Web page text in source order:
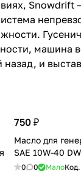
Snowdrift
машина
назад, и
750 ₽
Масло для
SAE 10W-40
0 0 МалоКод.
в 2 недели